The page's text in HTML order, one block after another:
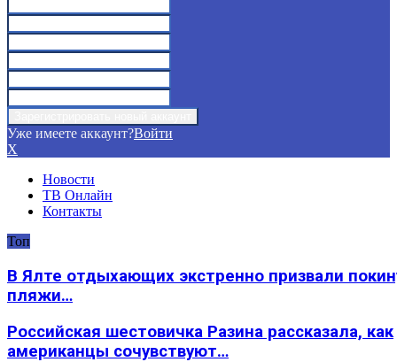
Уже имеете аккаунт?Войти
X
Новости
ТВ Онлайн
Контакты
Топ
В Ялте отдыхающих экстренно призвали
пляжи…
Российская шестовичка Разина рассказала, как
американцы сочувствуют…